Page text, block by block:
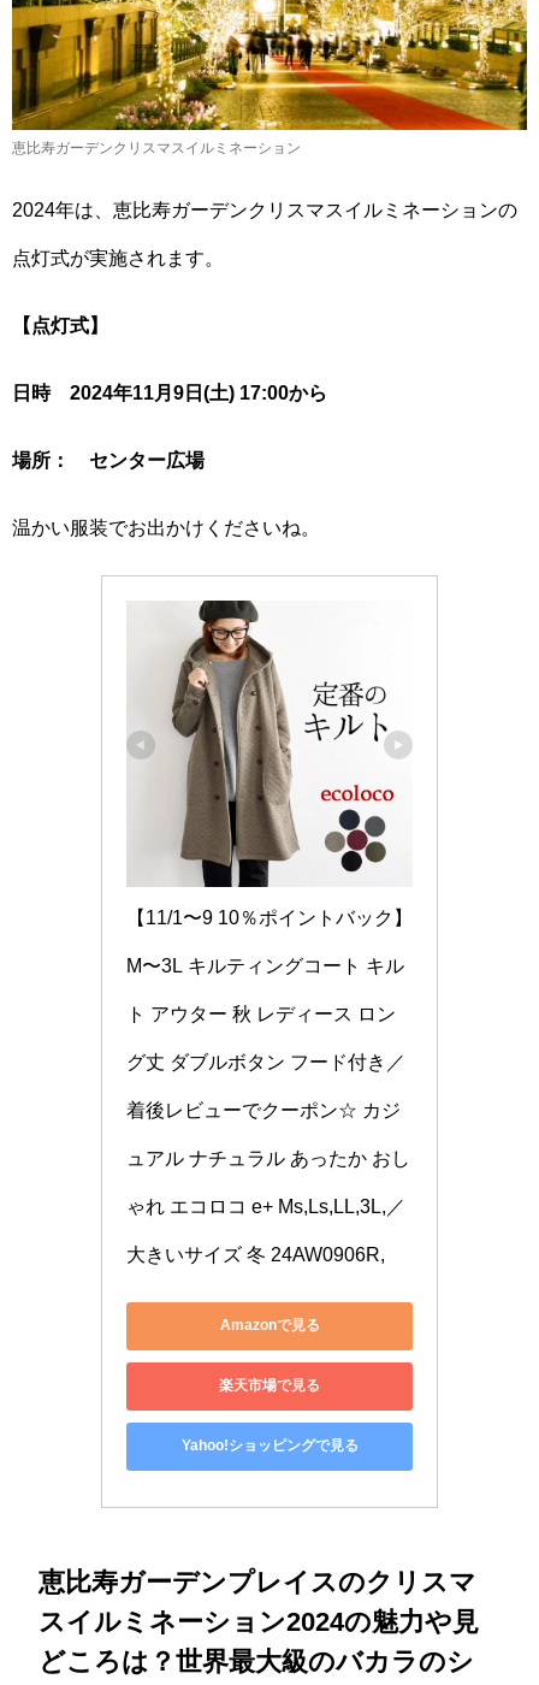
恵比寿ガーデンクリスマスイルミネーション
2024年は、恵比寿ガーデンクリスマスイルミネーションの
点灯式が実施されます。
【点灯式】
日時 2024年11月9日(土) 17:00から
場所： センター広場
温かい服装でお出かけくださいね。
【11/1〜9 10％ポイントバック】
M〜3L キルティングコート キル
ト アウター 秋 レディース ロン
グ丈 ダブルボタン フード付き／
着後レビューでクーポン☆ カジ
ュアル ナチュラル あったか おし
ゃれ エコロコ e+ Ms,Ls,LL,3L,／
大きいサイズ 冬 24AW0906R,
Amazonで見る
楽天市場で見る
Yahoo!ショッピングで見る
恵比寿ガーデンプレイスのクリスマ
スイルミネーション2024の魅力や見
どころは？世界最大級のバカラのシ